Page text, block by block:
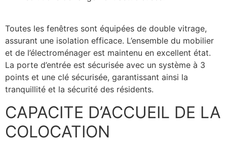
Toutes les fenêtres sont équipées de double vitrage,
assurant une isolation efficace. L’ensemble du mobilier
et de l’électroménager est maintenu en excellent état.
La porte d’entrée est sécurisée avec un système à 3
points et une clé sécurisée, garantissant ainsi la
tranquillité et la sécurité des résidents.
CAPACITE D’ACCUEIL DE LA
COLOCATION